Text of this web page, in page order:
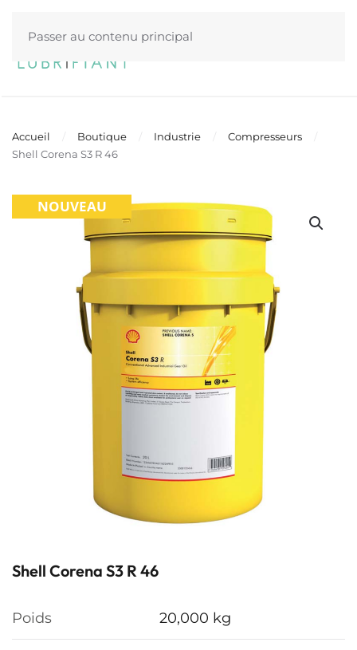
Passer au contenu principal
Accueil Boutique Industrie
Compresseurs
Shell Corena S3 R 46
NOUVEAU
Shell Corena S3 R 46
Poids 20,000 kg